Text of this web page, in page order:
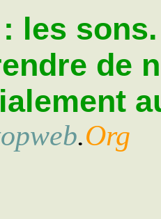
les sons.
de
.Org